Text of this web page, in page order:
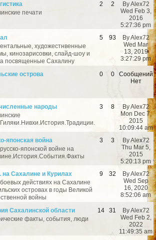
печати
2 2
By Alex72
Wed Feb 3,
2016
5:27:36 pm
художестнвенные
кинозарисовки, слайд-шоу и
посвященные Сахалину
5 93
By Alex72
Wed Mar
13, 2019
3:27:29 pm
острова 0 0
Сообщений
Нет
народы
3 8
By Alex72
Mon Dec 7,
2015
10:09:44 am
японская война
японской войне на
3 3
By Alex72
Thu Mar 5,
2015
5:20:13 pm
на Сахалине и Курилах
действиях на Сахалине
островах в годы Великой
войны
9 32
By Alex72
Wed Sep
16, 2020
8:52:06 am
Сахалинской области
факты, события, люди
14 31
By Alex72
Wed Feb 2,
2022
11:49:35 am